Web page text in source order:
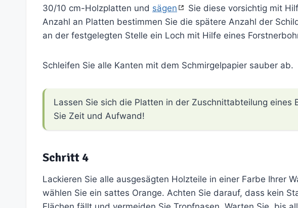
30/10 cm-Holzplatten und sägen
Sie diese vorsichtig mit
Anzahl an Platten bestimmen Sie die spätere Anzahl der
an der festgelegten Stelle ein Loch mit Hilfe eines
Schleifen Sie alle Kanten mit dem Schmirgelpapier sauber ab.
Lassen Sie sich die Platten in der Zuschnittabteilung eines
Sie Zeit und Aufwand!
Schritt 4
Lackieren Sie alle ausgesägten Holzteile in einer Farbe Ihrer
wählen Sie ein sattes Orange. Achten Sie darauf, dass kein